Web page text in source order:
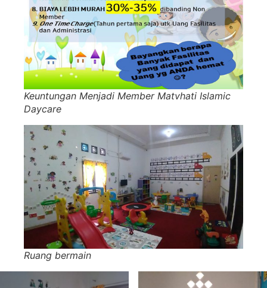
Keuntungan Menjadi Member Matvhati Islamic
Daycare
Ruang bermain